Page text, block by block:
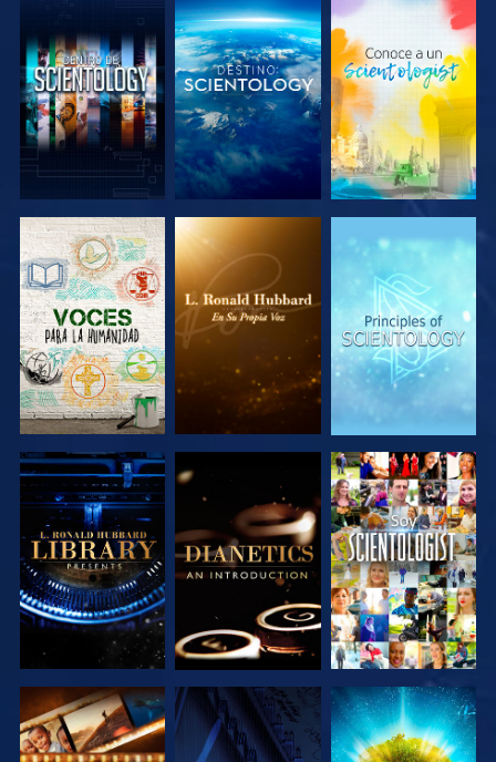
EXPLORA LAS
SERIES
EXPLORA LAS
SERIES
EXPLORA LAS
SERIES
EXPLORA LAS
SERIES
EXPLORA LAS
SERIES
VE
EXPLORA LAS
VE
EXPLORA LAS